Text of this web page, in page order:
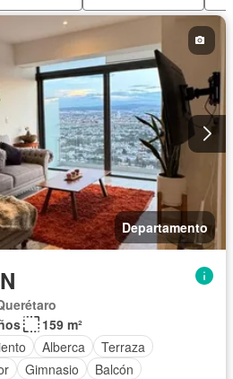
Departamento
159 m²
Alberca
Terraza
Gimnasio
Balcón